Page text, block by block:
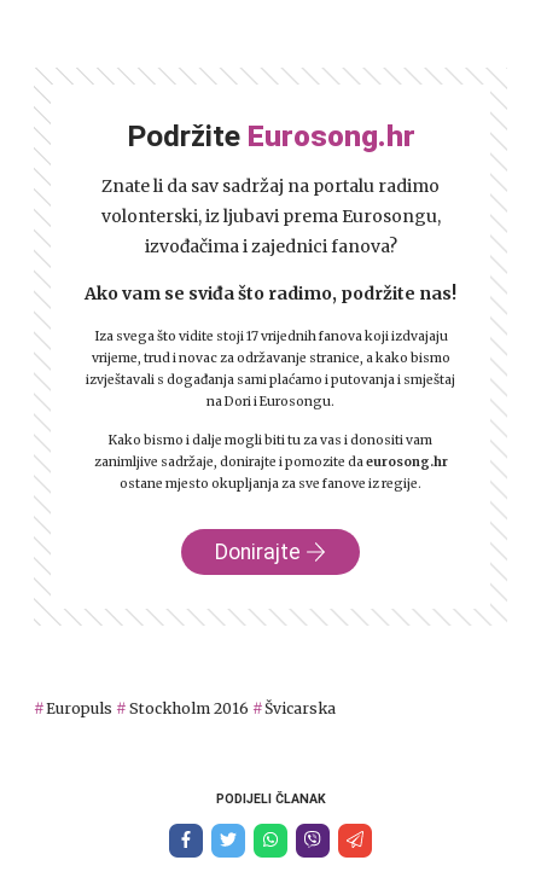
Podržite Eurosong.hr
Znate li da sav sadržaj na portalu radimo
volonterski, iz ljubavi prema Eurosongu,
izvođačima i zajednici fanova?
Ako vam se sviđa što radimo, podržite nas!
Iza svega što vidite stoji 17 vrijednih fanova koji izdvajaju
vrijeme, trud i novac za održavanje stranice, a kako bismo
izvještavali s događanja sami plaćamo i putovanja i smještaj
na Dori i Eurosongu.
Kako bismo i dalje mogli biti tu za vas i donositi vam
zanimljive sadržaje, donirajte i pomozite daeurosong.hr
ostane mjesto okupljanja za sve fanove iz regije.
Donirajte
Europuls Stockholm 2016 Švicarska
PODIJELI ČLANAK